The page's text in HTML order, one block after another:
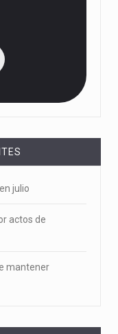
julio
actos de
mantener